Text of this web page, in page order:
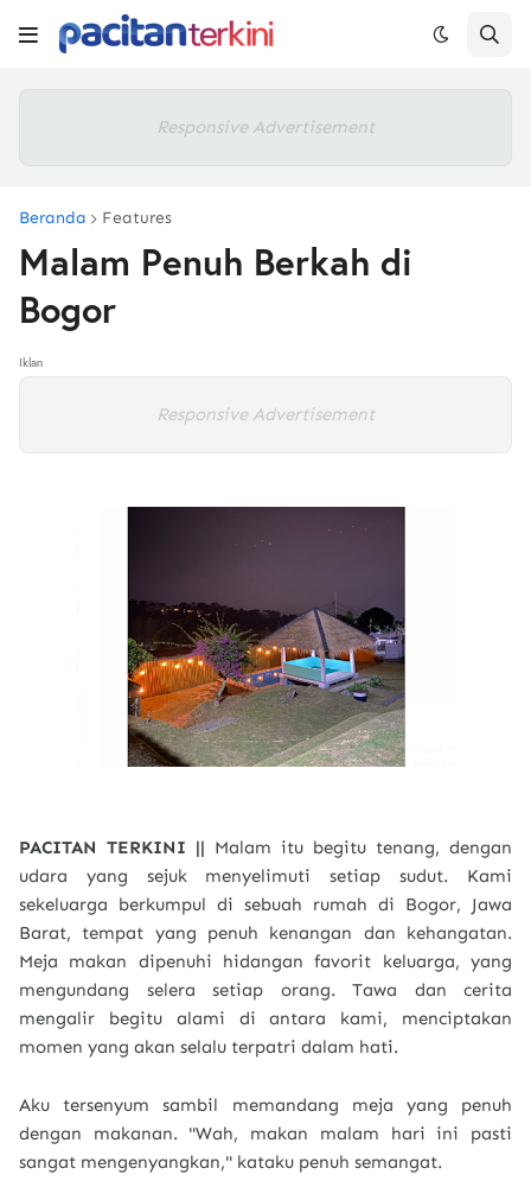
Responsive Advertisement
Beranda Features
Malam Penuh Berkah di
Bogor
Iklan
Responsive Advertisement
PACITAN TERKINI || Malam itu begitu tenang, dengan
udara yang sejuk menyelimuti setiap sudut. Kami
sekeluarga berkumpul di sebuah rumah di Bogor, Jawa
Barat, tempat yang penuh kenangan dan kehangatan.
Meja makan dipenuhi hidangan favorit keluarga, yang
mengundang selera setiap orang. Tawa dan cerita
mengalir begitu alami di antara kami, menciptakan
momen yang akan selalu terpatri dalam hati.
Aku tersenyum sambil memandang meja yang penuh
dengan makanan. "Wah, makan malam hari ini pasti
sangat mengenyangkan," kataku penuh semangat.